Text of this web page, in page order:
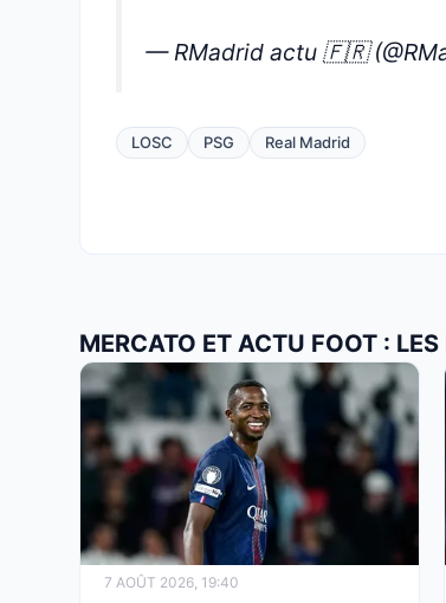
— RMadrid actu 🇫🇷
LOSC PSG Real Madrid
MERCATO ET ACTU FOOT :
7 AOÛT 2026, 19:40